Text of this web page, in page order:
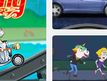
Gatvė varžybos
Fury